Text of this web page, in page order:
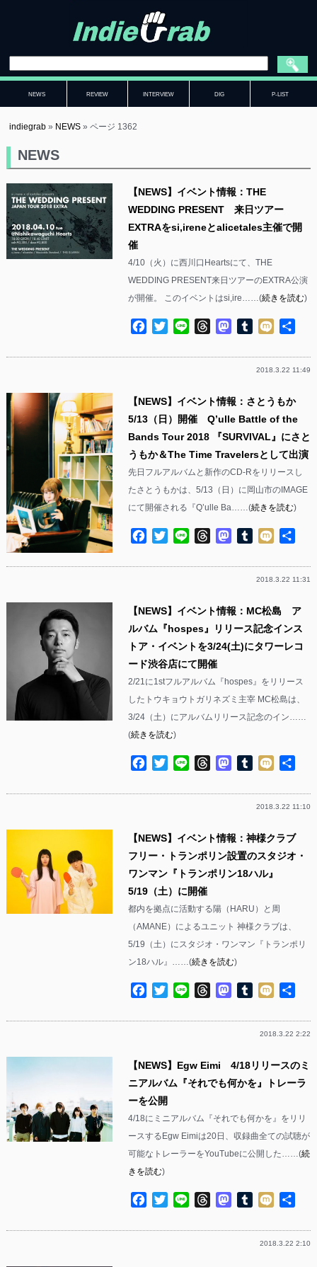
NEWS REVIEW INTERVIEW DIG P-LIST
indiegrab » NEWS »ページ 1362
NEWS
【NEWS】イベント情報：THE
WEDDING PRESENT 来日ツアー
EXTRAをsi,ireneとalicetales主催で開
催
4/10（火）に西川口Heartsにて、THE
WEDDING PRESENT来日ツアーのEXTRA公演
が開催。 このイベントはsi,ire……(続きを読む)
Facebook
TwitterLine ThreadsMastodon
Tumblr
Mixi
2018.3.22 11:49
【NEWS】イベント情報：さとうもか
5/13（日）開催 Q’ulle Battle of the
Bands Tour 2018 『SURVIVAL』にさと
うもか＆The Time Travelersとして出演
先日フルアルバムと新作のCD-Rをリリースし
たさとうもかは、5/13（日）に岡山市のIMAGE
にて開催される『Q’ulle Ba……(続きを読む)
Facebook
TwitterLine ThreadsMastodon
Tumblr
Mixi
2018.3.22 11:31
【NEWS】イベント情報：MC松島 ア
ルバム『hospes』リリース記念インス
トア・イベントを3/24(土)にタワーレコ
ード渋谷店にて開催
2/21に1stフルアルバム『hospes』をリリース
したトウキョウトガリネズミ主宰 MC松島は、
3/24（土）にアルバムリリース記念のイン……
(続きを読む)
Facebook
TwitterLine ThreadsMastodon
Tumblr
Mixi
2018.3.22 11:10
【NEWS】イベント情報：神様クラブ
フリー・トランポリン設置のスタジオ・
ワンマン『トランポリン18ハル』
5/19（土）に開催
都内を拠点に活動する陽（HARU）と周
（AMANE）によるユニット 神様クラブは、
5/19（土）にスタジオ・ワンマン『トランポリ
ン18ハル』……(続きを読む)
Facebook
TwitterLine ThreadsMastodon
Tumblr
Mixi
2018.3.22 2:22
【NEWS】Egw Eimi 4/18リリースのミ
ニアルバム『それでも何かを』トレーラ
ーを公開
4/18にミニアルバム『それでも何かを』をリリ
ースするEgw Eimiは20日、収録曲全ての試聴が
可能なトレーラーをYouTubeに公開した……(続
きを読む)
Facebook
TwitterLine ThreadsMastodon
Tumblr
Mixi
2018.3.22 2:10